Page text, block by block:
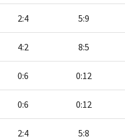
2:4 5:9
4:2 8:5
0:6 0:12
0:6 0:12
2:4 5:8